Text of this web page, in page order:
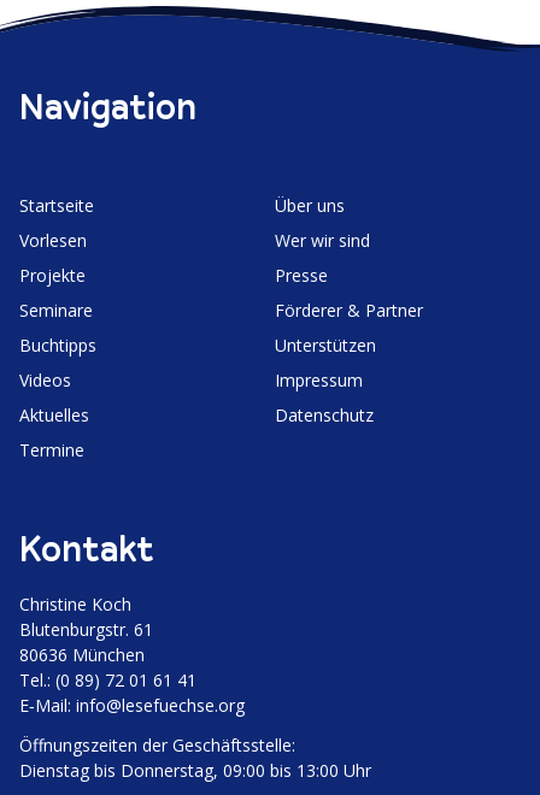
Navigation
Start­seite
Vorlesen
Projekte
Seminare
Buchtipps
Videos
Aktuelles
Termine
Über uns
Wer wir sind
Presse
Förderer & Partner
Unter­stützen
Impressum
Daten­schutz
Kontakt
Christine Koch
Bluten­burgstr. 61
80636 München
Tel.: (0 89) 72 01 61 41
E‑Mail: info@lesefuechse.org
Öffnungs­zeiten der Geschäftsstelle:
Dienstag bis Donnerstag, 09:00 bis 13:00 Uhr